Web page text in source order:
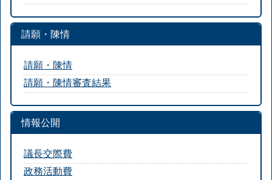
請願・陳情
請願・陳情
請願・陳情審査結果
情報公開
議長交際費
政務活動費